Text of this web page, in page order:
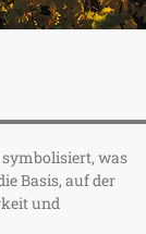
was
Basis, auf der
und